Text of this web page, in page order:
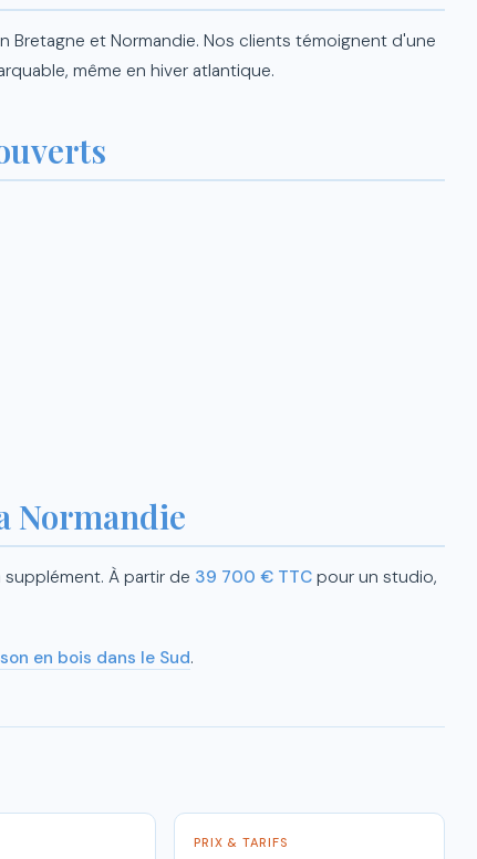
Bretagne et Normandie. Nos clients témoignent d'une
même en hiver atlantique.
Normandie
À partir de 39 700 € TTC pour un studio,
en bois dans le Sud.
PRIX & TARIFS